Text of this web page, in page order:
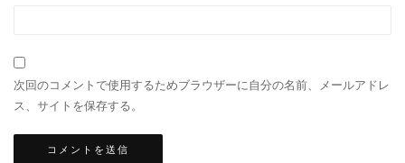
次回のコメントで使用するためブラウザーに自分の名前、メールアドレ
ス、サイトを保存する。